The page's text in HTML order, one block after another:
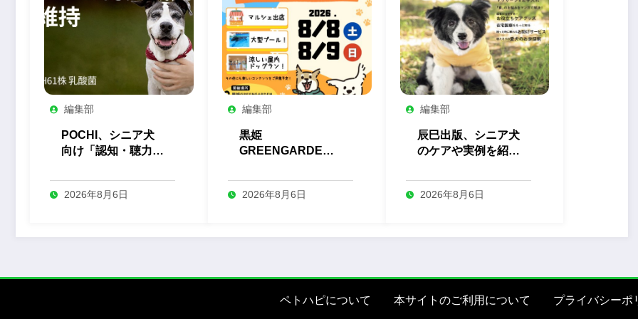
編集部
POCHI、シニア犬
向け「認知・聴力
プリを発売
2026年8月6日
編集部
黒姫
GREENGARDEN
にくきゅうフェス」
を8月に開催
2026年8月6日
編集部
辰巳出版、シニア犬
のケアや実例を紹介
ア犬生活』を発売
2026年8月6日
ペトハピについて 本サイトのご利用について プライバシーポ